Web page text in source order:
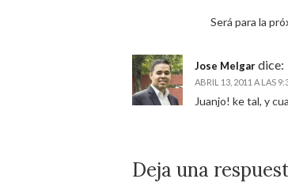
Será para la
Jose Melgardice:
ABRIL 13, 2011 A LAS
Juanjo! ke tal, y
Deja una